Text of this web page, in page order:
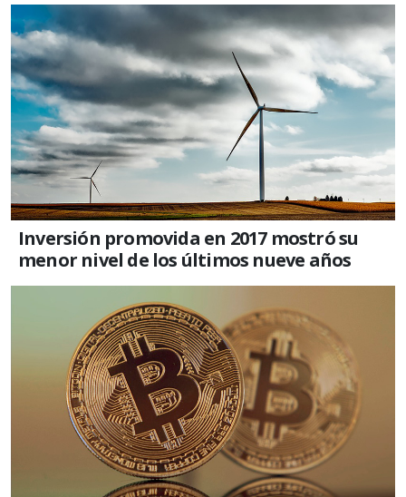
Inversión promovida en 2017 mostró su
menor nivel de los últimos nueve años